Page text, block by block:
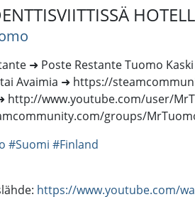
➜ Poste Restante Tuomo
Avaimia ➜ https://
http://www.youtube.com/user/
groups/
#Suomi #Finland
https://www.youtube.com/